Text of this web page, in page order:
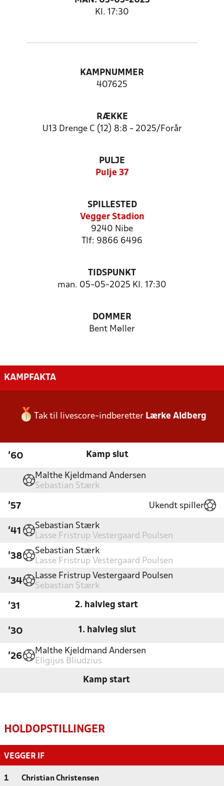
Kl. 17:30
KAMPNUMMER
407625
RÆKKE
U13 Drenge C (12) 8:8 - 2025/Forår
PULJE
Pulje 37
SPILLESTED
Vegger Stadion
9240 Nibe
Tlf: 9866 6496
TIDSPUNKT
man. 05-05-2025 Kl. 17:30
DOMMER
Bent Møller
KAMPFAKTA
Tak til livescore-indberetter Lærke Aldberg
'60 Kamp slut
Malthe Kjeldmand Andersen
Sebastian Stærk
'57 Ukendt spiller
'41
Sebastian Stærk
Lasse Fristrup Vestergaard Poulsen
'38
Sebastian Stærk
Lasse Fristrup Vestergaard Poulsen
'34
Lasse Fristrup Vestergaard Poulsen
Sebastian Stærk
'31 2. halvleg start
'30 1. halvleg slut
'26
Malthe Kjeldmand Andersen
Eligijus Bliudzius
Kamp start
HOLDOPSTILLINGER
VEGGER IF
1 Christian Christensen